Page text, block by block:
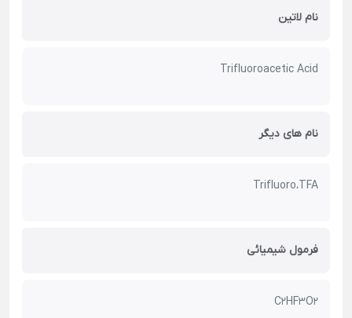
نام لاتین
Trifluoroacetic Acid
نام های دیگر
Trifluoro،TFA
فرمول شیمیائی
C2HF3O2